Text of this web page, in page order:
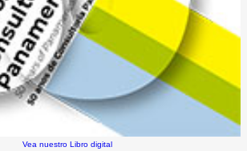
Vea nuestro Libro digital